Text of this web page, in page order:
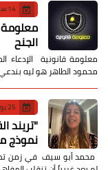
14 سبتمبر 2022
معلومة
الجنح
معلومة قانونية الإدعاء
محمود الطاهر هو ليه
25 يوليو 2026
​"تريند
نموذج
محمد أبو سيف ​في زمن